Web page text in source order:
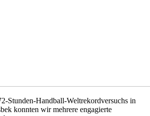
Stunden-Handball-Weltrekordversuchs in
konnten wir mehrere engagierte